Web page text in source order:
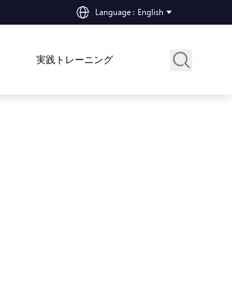
Language : English
実践トレーニング